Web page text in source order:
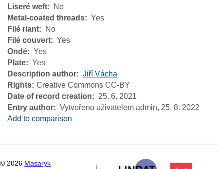
Liseré weft
No
Metal-coated threads
Yes
Filé riant
No
Filé couvert
Yes
Ondé
Yes
Plate
Yes
Description author
Jiří Vácha
Rights Creative Commons CC-BY
Date of record creation
25. 6. 2021
Entry author
Vytvořeno uživatelem admin, 25. 8. 2022
Add to comparison
© 2026 Masaryk